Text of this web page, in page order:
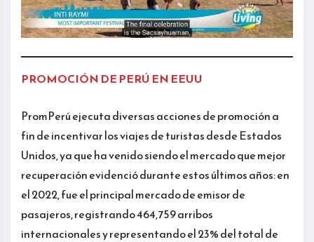
PROMOCIÓN DE PERÚ EN EEUU
PromPerú ejecuta diversas acciones de promoción a
fin de incentivar los viajes de turistas desde Estados
Unidos, ya que ha venido siendo el mercado que mejor
recuperación evidenció durante estos últimos años: en
el 2022, fue el principal mercado de emisor de
pasajeros, registrando 464,759 arribos
internacionales y representando el 23% del total de